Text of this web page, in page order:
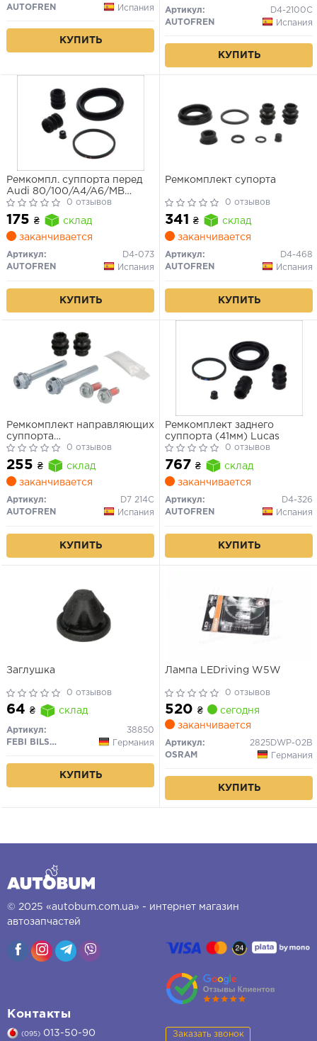
AUTOFREN
Испания
КУПИТЬ
Артикул:
D4-2100C
AUTOFREN
Испания
КУПИТЬ
Ремкомпл. суппорта перед
Audi 80/100/A4/A6/MB
W124/W201/Laguna
II/Megane II/Caddy III/Golf
IV/V 54mm
0 отзывов
175 ₴
склад
заканчивается
Артикул:
D4-073
AUTOFREN
Испания
КУПИТЬ
Ремкомплект супорта
0 отзывов
341 ₴
склад
заканчивается
Артикул:
D4-468
AUTOFREN
Испания
КУПИТЬ
Ремкомплект направляющих
суппорта
Kangoo/Passat/Golf/Trafic/Vivaro/A6
01-
0 отзывов
255 ₴
склад
заканчивается
Артикул:
D7 214C
AUTOFREN
Испания
КУПИТЬ
Ремкомплект заднего
суппорта (41мм) Lucas
0 отзывов
767 ₴
склад
заканчивается
Артикул:
D4-326
AUTOFREN
Испания
КУПИТЬ
Заглушка
0 отзывов
64 ₴ склад
Артикул:
38850
FEBI BILSTEIN
Германия
КУПИТЬ
Лампа LEDriving W5W
0 отзывов
520 ₴
сегодня
заканчивается
Артикул:
2825DWP-02B
OSRAM
Германия
КУПИТЬ
© 2025 «autobum.com.ua» - интернет магазин
автозапчастей
Контакты
(095) 013-50-90 Заказать звонок